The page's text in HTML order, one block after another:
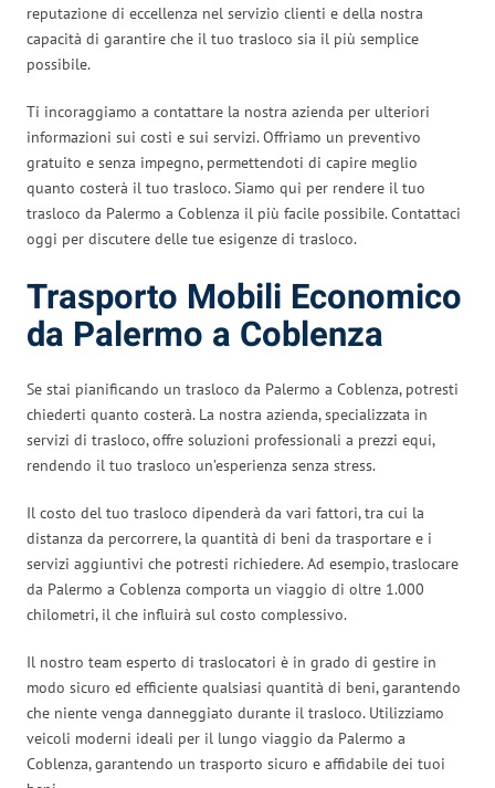
reputazione di eccellenza nel servizio clienti e della nostra
capacità di garantire che il tuo trasloco sia il più semplice
possibile.
Ti incoraggiamo a contattare la nostra azienda per ulteriori
informazioni sui costi e sui servizi. Offriamo un preventivo
gratuito e senza impegno, permettendoti di capire meglio
quanto costerà il tuo trasloco. Siamo qui per rendere il tuo
trasloco da Palermo a Coblenza il più facile possibile. Contattaci
oggi per discutere delle tue esigenze di trasloco.
Trasporto Mobili Economico
da Palermo a Coblenza
Se stai pianificando un trasloco da Palermo a Coblenza, potresti
chiederti quanto costerà. La nostra azienda, specializzata in
servizi di trasloco, offre soluzioni professionali a prezzi equi,
rendendo il tuo trasloco un’esperienza senza stress.
Il costo del tuo trasloco dipenderà da vari fattori, tra cui la
distanza da percorrere, la quantità di beni da trasportare e i
servizi aggiuntivi che potresti richiedere. Ad esempio, traslocare
da Palermo a Coblenza comporta un viaggio di oltre 1.000
chilometri, il che influirà sul costo complessivo.
Il nostro team esperto di traslocatori è in grado di gestire in
modo sicuro ed efficiente qualsiasi quantità di beni, garantendo
che niente venga danneggiato durante il trasloco. Utilizziamo
veicoli moderni ideali per il lungo viaggio da Palermo a
Coblenza, garantendo un trasporto sicuro e affidabile dei tuoi